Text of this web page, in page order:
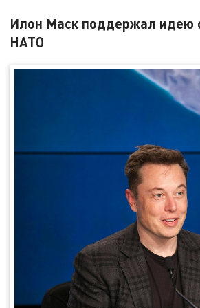
Илон Маск поддержал идею
НАТО